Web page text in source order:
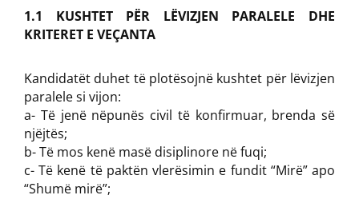
1.1 KUSHTET PËR LËVIZJEN PARALELE DHE
KRITERET E VEÇANTA
Kandidatët duhet të plotësojnë kushtet për lëvizjen
paralele si vijon:
a- Të jenë nëpunës civil të konfirmuar, brenda së
njëjtës;
b- Të mos kenë masë disiplinore në fuqi;
c- Të kenë të paktën vlerësimin e fundit “Mirë” apo
“Shumë mirë”;